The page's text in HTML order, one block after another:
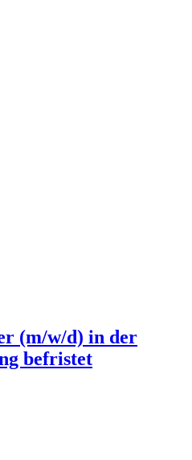
(m/w/d) in der
befristet